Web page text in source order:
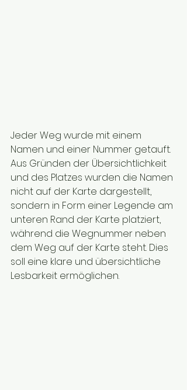
Jeder Weg wurde mit einem
Namen und einer Nummer getauft.
Aus Gründen der Übersichtlichkeit
und des Platzes wurden die Namen
nicht auf der Karte dargestellt,
sondern in Form einer Legende am
unteren Rand der Karte platziert,
während die Wegnummer neben
dem Weg auf der Karte steht. Dies
soll eine klare und übersichtliche
Lesbarkeit ermöglichen.